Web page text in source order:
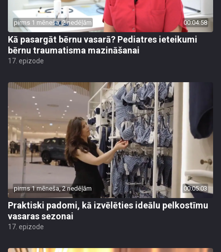
pirms 1 mēneša, 2 nedēļām 00:04:58
Kā pasargāt bērnu vasarā? Pediatres ieteikumi
bērnu traumatisma mazināšanai
17. epizode
pirms 1 mēneša, 2 nedēļām 00:05:03
Praktiski padomi, kā izvēlēties ideālu pelkostīmu
vasaras sezonai
17. epizode